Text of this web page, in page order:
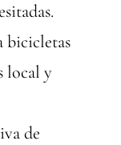
bicicletas
local y
de